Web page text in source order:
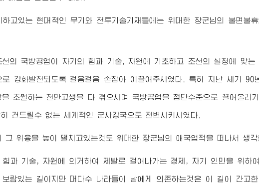
고있는 현대적인 무기와 전투기술기재들에는 위대한 장군님 의 불면불
선의 국방공업이 자기의 힘과 기술, 자원에 기초하고 조선의 실정에 맞는
로 강화발전되도록 걸음걸음 손잡아 이끌어주시였다. 특히 지난 세기 90
초월하는 천만고생을 다 겪으시며 국방공업을 첨단수준으로 끌어올리
건드릴수 없는 세계적인 군사강국으로 전변시키시였다.
그 위용을 높이 떨치고있는것도 위대한 장군님 의 애국업적을 떠나서 생각
힘과 기술, 자원에 의거하여 제발로 걸어나가는 경제, 자기 인민을 위하
보람있는 길이지만 대다수 나라들이 남에게 의존하는것은 이 길이 간고